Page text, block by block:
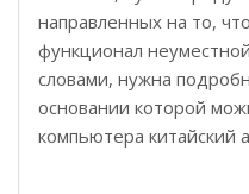
направленных на то,
функционал
словами, нужна
основании которой
компьютера китайский